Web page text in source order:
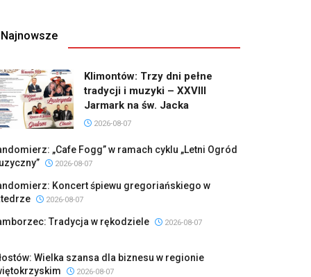
Najnowsze
Klimontów: Trzy dni pełne
tradycji i muzyki – XXVIII
Jarmark na św. Jacka
2026-08-07
„Cafe Fogg” w ramach cyklu „Letni Ogród
2026-08-07
Koncert śpiewu gregoriańskiego w
2026-08-07
Tradycja w rękodziele 2026-08-07
Wielka szansa dla biznesu w regionie
2026-08-07